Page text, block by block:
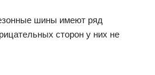
шины имеют ряд
сторон у них не